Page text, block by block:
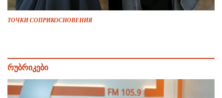
ТОЧКИ СОПРИКОСНОВЕНИЯ
რუბრიკები